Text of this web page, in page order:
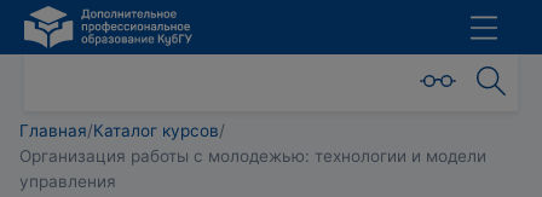
Главная/Каталог курсов/
Организация работы с молодежью: технологии и модели
управления